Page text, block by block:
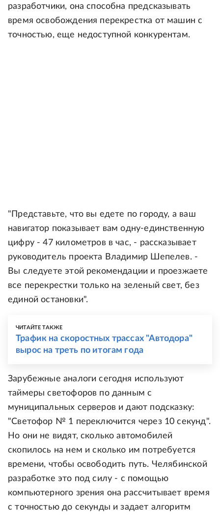
разработчики, она способна предсказывать
время освобождения перекрестка от машин с
точностью, еще недоступной конкурентам.
"Представьте, что вы едете по городу, а ваш
навигатор показывает вам одну-единственную
цифру - 47 километров в час, - рассказывает
руководитель проекта Владимир Шепелев. -
Вы следуете этой рекомендации и проезжаете
все перекрестки только на зеленый свет, без
единой остановки".
ЧИТАЙТЕ ТАКЖЕ
Трафик на скоростных трассах "Автодора"
вырос на треть по итогам года
Зарубежные аналоги сегодня используют
таймеры светофоров по данным с
муниципальных серверов и дают подсказку:
"Светофор № 1 переключится через 10 секунд".
Но они не видят, сколько автомобилей
скопилось на нем и сколько им потребуется
времени, чтобы освободить путь. Челябинской
разработке это под силу - с помощью
компьютерного зрения она рассчитывает время
с точностью до секунды и задает алгоритм